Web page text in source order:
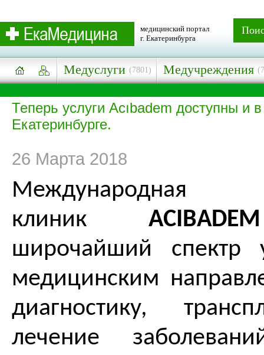
медицинский портал
г. Екатеринбурга
Медуслуги (7801) Медучреждения
Теперь услуги Acıbadem доступны и в
Екатеринбурге.
26 Марта 2018
клиник ACIBADEM
широчайший спектр
медицинским
диагностику,
лечение